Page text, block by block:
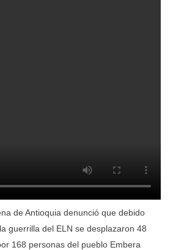
de Antioquia denunció que debido
guerrilla del ELN se desplazaron 48
168 personas del pueblo Embera